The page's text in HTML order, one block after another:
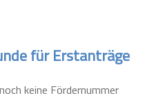
für Erstanträge
keine Fördernummer